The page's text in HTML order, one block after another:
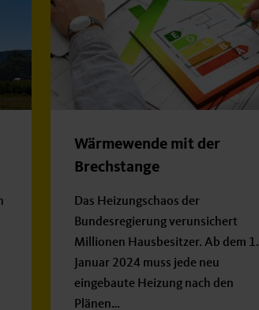
Wärmewende mit der
Brechstange
Das Heizungschaos der
Bundesregierung verunsichert
Millionen Hausbesitzer. Ab dem 1.
Januar 2024 muss jede neu
eingebaute Heizung nach den
Plänen…